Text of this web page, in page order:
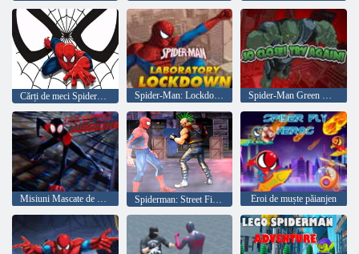
Cărți de meci Spiderman Spider-Man: Lockdown de laborator Spider-Man Green Goblin Havoc
Misiuni Mascate de Spiderman Spiderman: Street Fighter Eroi de muște păianjen